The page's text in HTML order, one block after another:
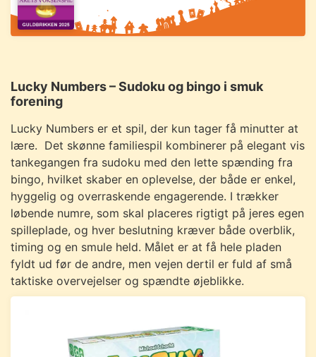
Lucky Numbers – Sudoku og bingo i smuk
forening
Lucky Numbers er et spil, der kun tager få minutter at
lære. Det skønne familiespil kombinerer på elegant vis
tankegangen fra sudoku med den lette spænding fra
bingo, hvilket skaber en oplevelse, der både er enkel,
hyggelig og overraskende engagerende. I trækker
løbende numre, som skal placeres rigtigt på jeres egen
spilleplade, og hver beslutning kræver både overblik,
timing og en smule held. Målet er at få hele pladen
fyldt ud før de andre, men vejen dertil er fuld af små
taktiske overvejelser og spændte øjeblikke.